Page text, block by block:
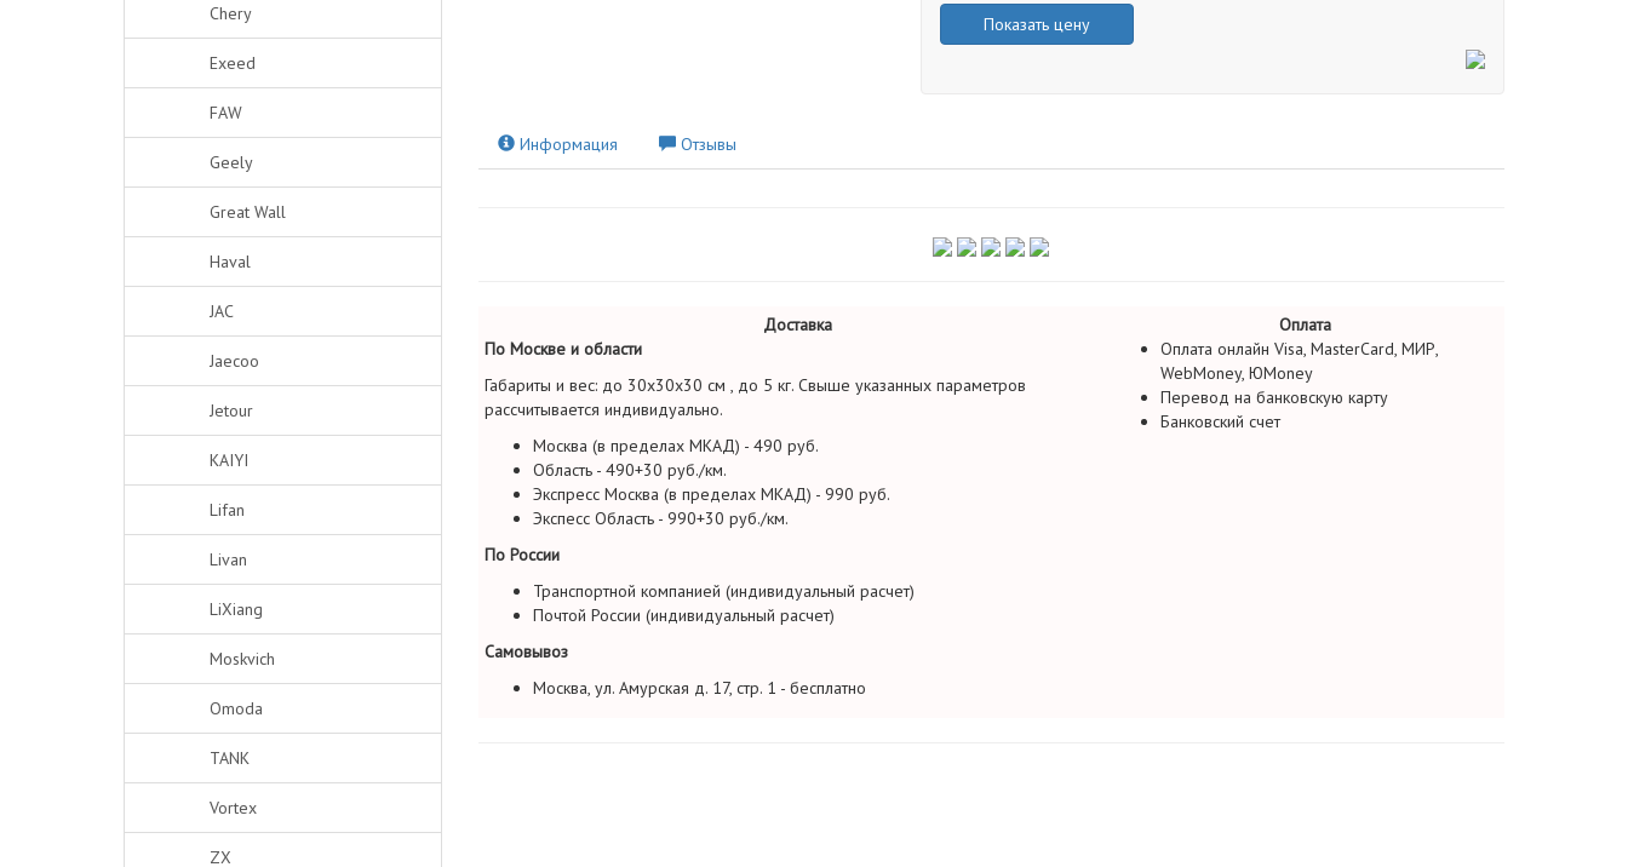
Chery
Exeed
FAW
Geely
Great Wall
Haval
JAC
Jaecoo
Jetour
KAIYI
Lifan
Livan
LiXiang
Moskvich
Omoda
TANK
Vortex
ZX
Показать цену
Информация Отзывы
Доставка
Оплата
По Москве и области
Габариты и вес: до 30х30х30 см , до 5 кг. Свыше указанных параметров
рассчитывается индивидуально.
Москва (в пределах МКАД) - 490 руб.
Область - 490+30 руб./км.
Экспресс Москва (в пределах МКАД) - 990 руб.
Экспесс Область - 990+30 руб./км.
По России
Транспортной компанией (индивидуальный расчет)
Почтой России (индивидуальный расчет)
Самовывоз
Москва, ул. Амурская д. 17, стр. 1 - бесплатно
Оплата онлайн Visa, MasterCard, МИР,
WebMoney, ЮMoney
Перевод на банковскую карту
Банковский счет